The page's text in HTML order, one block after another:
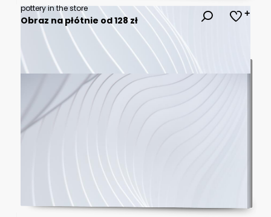
pottery in the store
Obraz na płótnie od 128 zł